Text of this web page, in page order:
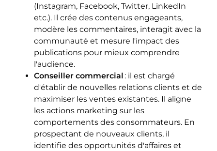
(Instagram, Facebook, Twitter, LinkedIn
etc.). Il crée des contenus engageants,
modère les commentaires, interagit avec la
communauté et mesure l'impact des
publications pour mieux comprendre
l'audience.
Conseiller commercial : il est chargé
d'établir de nouvelles relations clients et de
maximiser les ventes existantes. Il aligne
les actions marketing sur les
comportements des consommateurs. En
prospectant de nouveaux clients, il
identifie des opportunités d'affaires et